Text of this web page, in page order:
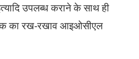
उपलब्ध कराने के साथ ही
तक का रख-रखाव आइओसीएल